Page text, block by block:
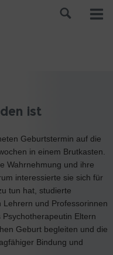
ist
Geburtstermin auf die
in einem Brutkasten.
Wahrnehmung und ihre
interessierte sie sich für
tun hat, studierte
und Professorinnen
Eltern
Geburt begleiten und die
Bindung und